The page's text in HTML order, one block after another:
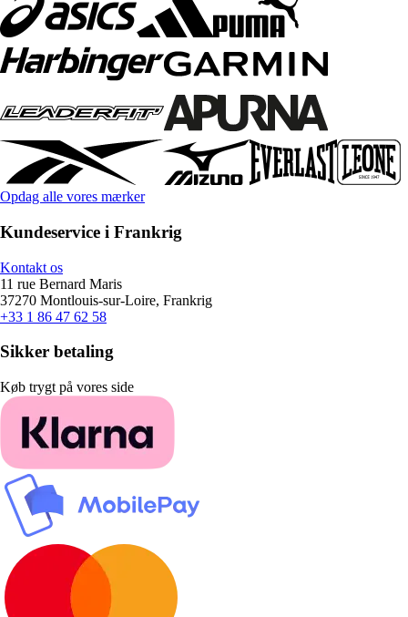
Opdag alle vores mærker
Kundeservice i Frankrig
Kontakt os
11 rue Bernard Maris
37270 Montlouis-sur-Loire, Frankrig
+33 1 86 47 62 58
Sikker betaling
Køb trygt på vores side